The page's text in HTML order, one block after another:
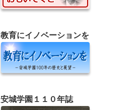
教育にイノベーションを
安城学園１１０年誌